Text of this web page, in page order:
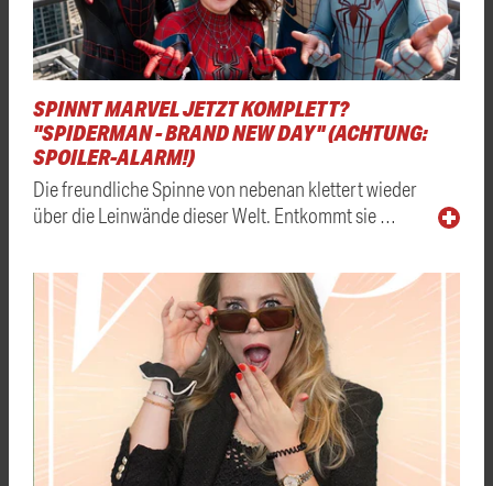
SPINNT MARVEL JETZT KOMPLETT?
"SPIDERMAN - BRAND NEW DAY" (ACHTUNG:
SPOILER-ALARM!)
Die freundliche Spinne von nebenan klettert wieder
über die Leinwände dieser Welt. Entkommt sie …